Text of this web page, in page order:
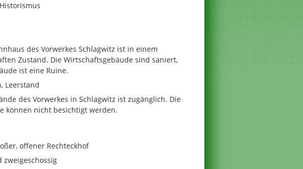
des Vorwerkes Schlagwitz ist in einem
Zustand. Die Wirtschaftsgebäude sind saniert,
ist eine Ruine.
Leerstand
des Vorwerkes in Schlagwitz ist zugänglich. Die
können nicht besichtigt werden.
offener Rechteckhof
zweigeschossig